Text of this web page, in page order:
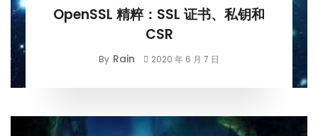
OpenSSL 精粹：SSL 证书、私钥和
CSR
By Rain 2020 年 6 月 7 日